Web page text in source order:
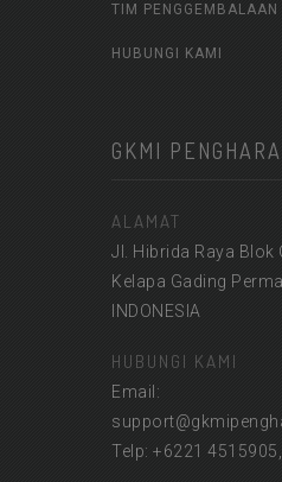
TIM PENGGEMBALAAN
HUBUNGI KAMI
GKMI
ALAMAT
Jl. Hibrida Raya Blok
Kelapa Gading
INDONESIA
HUBUNGI KAMI
Email:
Telp: +6221